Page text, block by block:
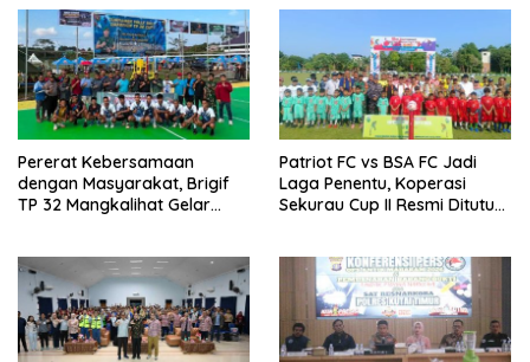
Pererat Kebersamaan
dengan Masyarakat, Brigif
TP 32 Mangkalihat Gelar
Patriot FC vs BSA FC Jadi
Laga Penentu, Koperasi
Sekurau Cup II Resmi Ditutup